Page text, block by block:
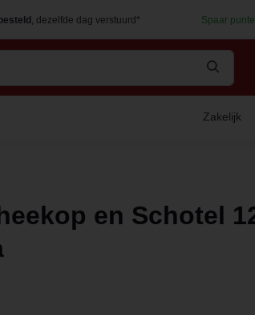
, dezelfde dag verstuurd* Spaar
Zakelijk
en Schotel